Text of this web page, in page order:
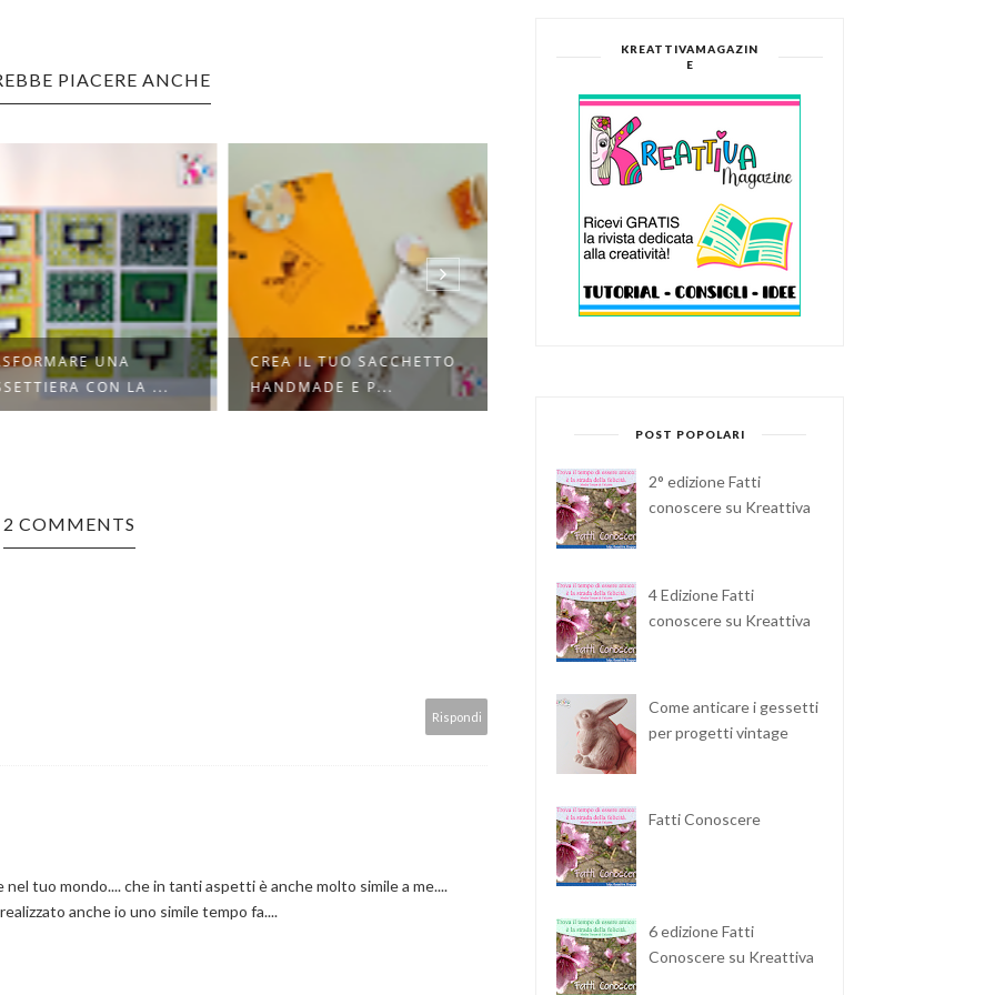
PIACERE ANCHE
UNA
CON LA ...
CREA IL TUO SACCHETTO
HANDMADE E P...
2 COMMENTS
Rispondi
nel tuo mondo.... che in tanti aspetti è anche molto simile a me....
anche io uno simile tempo fa....
KREATTIVAMAGAZIN
E
POST POPOLARI
2° edizione Fatti
conoscere su Kreattiva
4 Edizione Fatti
conoscere su Kreattiva
Come anticare i gessetti
per progetti vintage
Fatti Conoscere
6 edizione Fatti
Conoscere su Kreattiva